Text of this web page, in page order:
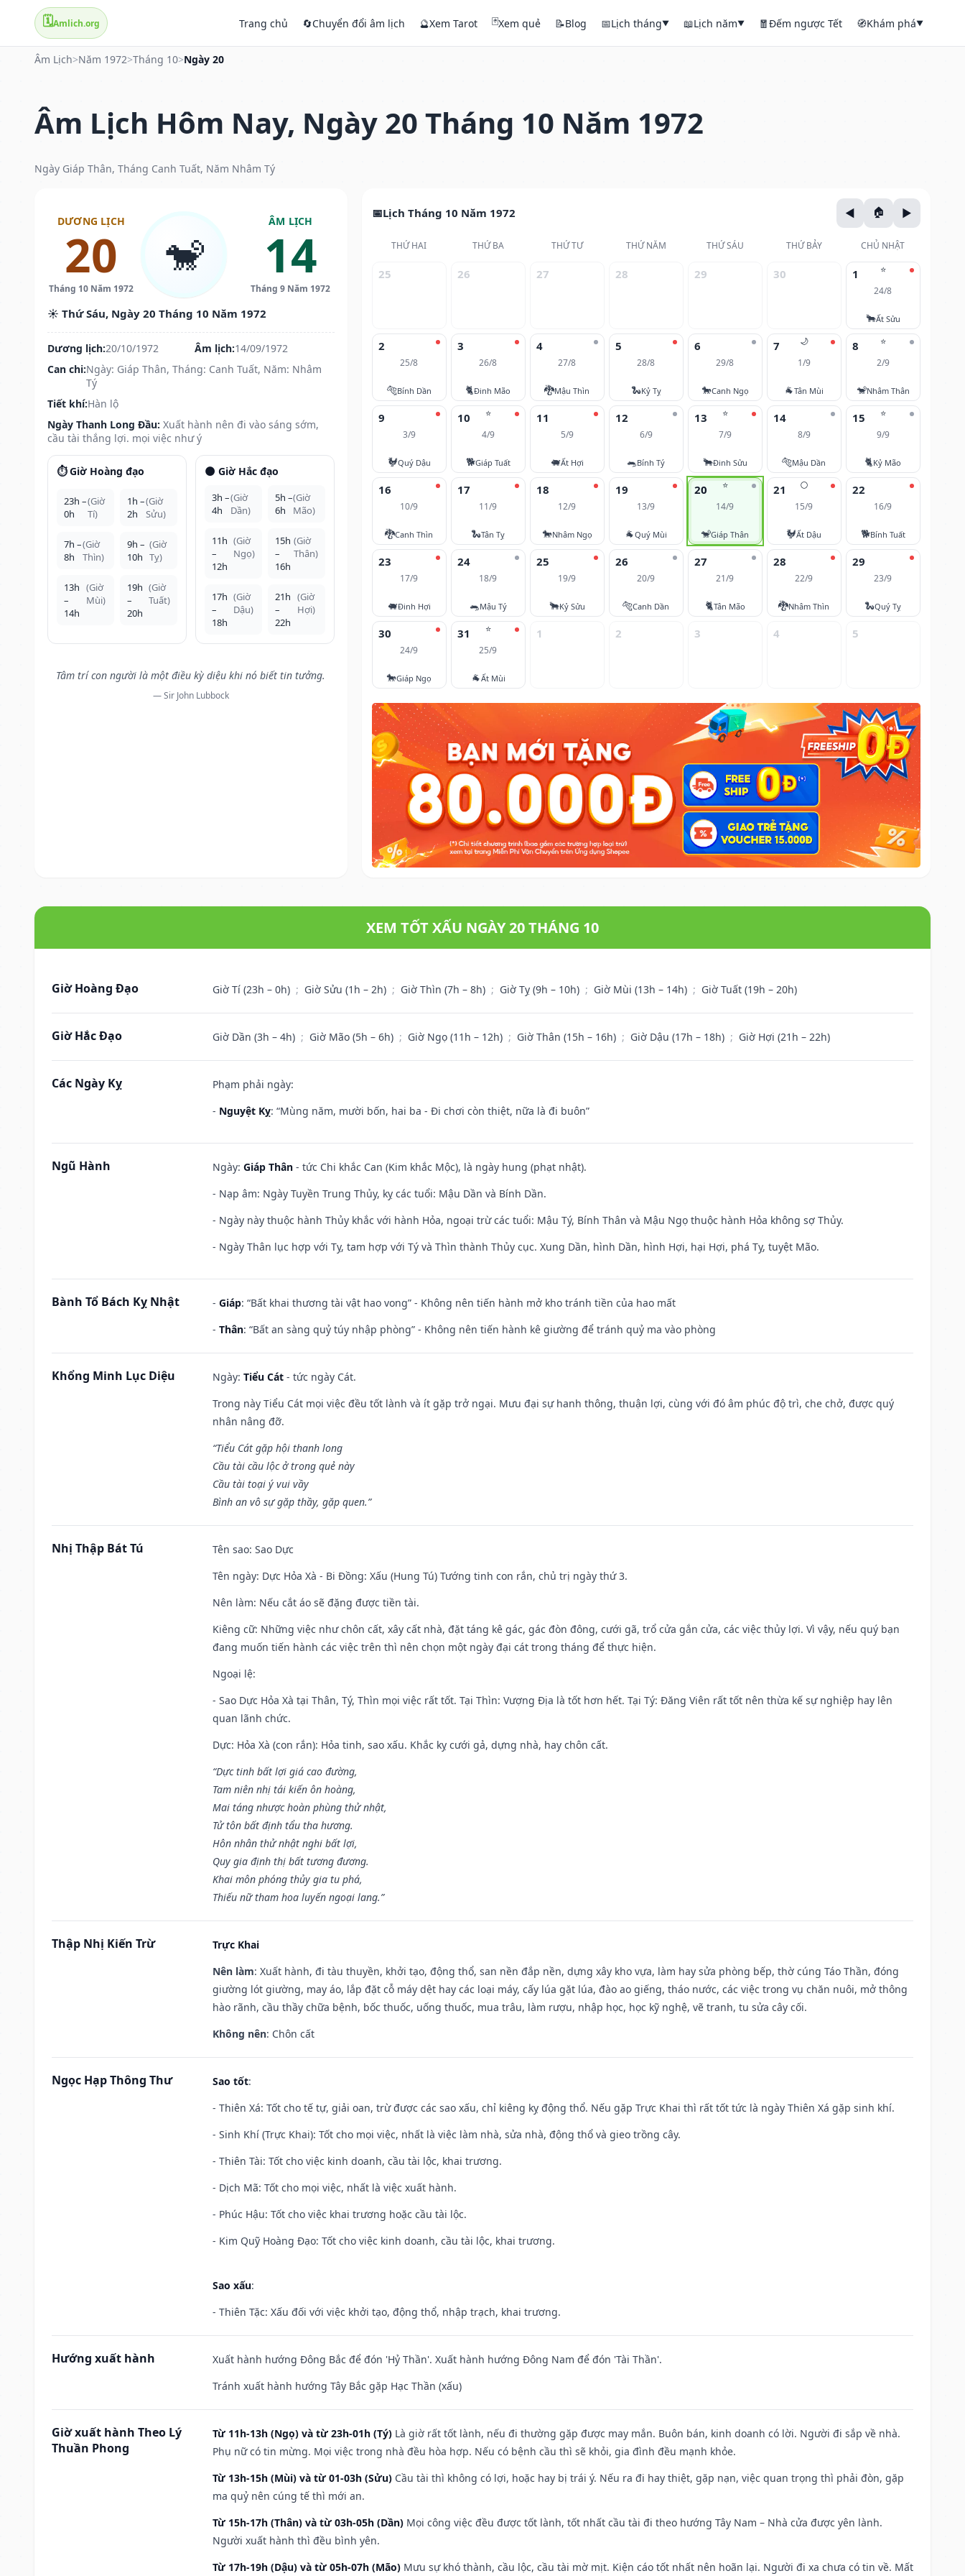
🗓️Amlich.org Trang chủ 🔄Chuyển đổi âm lịch 🔮Xem Tarot 🃏Xem quẻ 📝Blog 📅Lịch tháng▼ 📖Lịch năm▼ 🧧Đếm ngược Tết 🧭Khám phá▼
Âm Lịch>Năm 1972>Tháng 10>Ngày 20
Âm Lịch Hôm Nay, Ngày 20 Tháng 10 Năm 1972
Ngày Giáp Thân, Tháng Canh Tuất, Năm Nhâm Tý
DƯƠNG LỊCH
20
Tháng 10 Năm 1972
🐒
ÂM LỊCH
14
Tháng 9 Năm 1972
☀️ Thứ Sáu, Ngày 20 Tháng 10 Năm 1972
Dương lịch:20/10/1972 Âm lịch:14/09/1972
Can chi:Ngày: Giáp Thân, Tháng: Canh Tuất, Năm: Nhâm
Tý
Tiết khí:Hàn lộ
Ngày Thanh Long Đầu: Xuất hành nên đi vào sáng sớm,
cầu tài thắng lợi. mọi việc như ý
⏱️ Giờ Hoàng đạo
23h –
0h
(Giờ
Tí)
1h –
2h
(Giờ
Sửu)
7h –
8h
(Giờ
Thìn)
9h –
10h
(Giờ
Tỵ)
13h
–
14h
(Giờ
Mùi)
19h
–
20h
(Giờ
Tuất)
🌑 Giờ Hắc đạo
3h –
4h
(Giờ
Dần)
5h –
6h
(Giờ
Mão)
11h
–
12h
(Giờ
Ngọ)
15h
–
16h
(Giờ
Thân)
17h
–
18h
(Giờ
Dậu)
21h
–
22h
(Giờ
Hợi)
Tâm trí con người là một điều kỳ diệu khi nó biết tin tưởng.
— Sir John Lubbock
Lịch Tháng 10 Năm 1972
THỨ HAI THỨ BA THỨ TƯ THỨ NĂM THỨ SÁU THỨ BẢY CHỦ NHẬT
25 26 27 28 29 30 ⭐
1
24/8
🐂Ất Sửu
2
25/8
🐅Bính Dần
3
26/8
🐈Đinh Mão
4
27/8
🐉Mậu Thìn
5
28/8
🐍Kỷ Tỵ
6
29/8
🐎Canh Ngọ
🌙
7
1/9
🐐Tân Mùi
⭐
8
2/9
🐒Nhâm Thân
9
3/9
🐓Quý Dậu
⭐
10
4/9
🐕Giáp Tuất
11
5/9
🐖Ất Hợi
12
6/9
🐀Bính Tý
⭐
13
7/9
🐂Đinh Sửu
14
8/9
🐅Mậu Dần
⭐
15
9/9
🐈Kỷ Mão
16
10/9
🐉Canh Thìn
17
11/9
🐍Tân Tỵ
18
12/9
🐎Nhâm Ngọ
19
13/9
🐐Quý Mùi
⭐
20
14/9
🐒Giáp Thân
🌕
21
15/9
🐓Ất Dậu
22
16/9
🐕Bính Tuất
23
17/9
🐖Đinh Hợi
24
18/9
🐀Mậu Tý
25
19/9
🐂Kỷ Sửu
26
20/9
🐅Canh Dần
27
21/9
🐈Tân Mão
28
22/9
🐉Nhâm Thìn
29
23/9
🐍Quý Tỵ
30
24/9
🐎Giáp Ngọ
⭐
31
25/9
🐐Ất Mùi
1 2 3 4 5
XEM TỐT XẤU NGÀY 20 THÁNG 10
Giờ Hoàng Đạo Giờ Tí (23h – 0h) ; Giờ Sửu (1h – 2h) ; Giờ Thìn (7h – 8h) ; Giờ Tỵ (9h – 10h) ; Giờ Mùi (13h – 14h) ; Giờ Tuất (19h – 20h)
Giờ Hắc Đạo Giờ Dần (3h – 4h) ; Giờ Mão (5h – 6h) ; Giờ Ngọ (11h – 12h) ; Giờ Thân (15h – 16h) ; Giờ Dậu (17h – 18h) ; Giờ Hợi (21h – 22h)
Các Ngày Kỵ
Phạm phải ngày:
- Nguyệt Kỵ: “Mùng năm, mười bốn, hai ba - Đi chơi còn thiệt, nữa là đi buôn”
Ngũ Hành Ngày: Giáp Thân - tức Chi khắc Can (Kim khắc Mộc), là ngày hung (phạt nhật).
- Nạp âm: Ngày Tuyền Trung Thủy, kỵ các tuổi: Mậu Dần và Bính Dần.
- Ngày này thuộc hành Thủy khắc với hành Hỏa, ngoại trừ các tuổi: Mậu Tý, Bính Thân và Mậu Ngọ thuộc hành Hỏa không sợ Thủy.
- Ngày Thân lục hợp với Tỵ, tam hợp với Tý và Thìn thành Thủy cục. Xung Dần, hình Dần, hình Hợi, hại Hợi, phá Tỵ, tuyệt Mão.
Bành Tổ Bách Kỵ Nhật - Giáp: “Bất khai thương tài vật hao vong” - Không nên tiến hành mở kho tránh tiền của hao mất
- Thân: “Bất an sàng quỷ túy nhập phòng” - Không nên tiến hành kê giường để tránh quỷ ma vào phòng
Khổng Minh Lục Diệu Ngày: Tiểu Cát - tức ngày Cát.
Trong này Tiểu Cát mọi việc đều tốt lành và ít gặp trở ngại. Mưu đại sự hanh thông, thuận lợi, cùng với đó âm phúc độ trì, che chở, được quý
nhân nâng đỡ.
“Tiểu Cát gặp hội thanh long
Cầu tài cầu lộc ở trong quẻ này
Cầu tài toại ý vui vầy
Bình an vô sự gặp thầy, gặp quen.”
Nhị Thập Bát Tú Tên sao: Sao Dực
Tên ngày: Dực Hỏa Xà - Bi Đồng: Xấu (Hung Tú) Tướng tinh con rắn, chủ trị ngày thứ 3.
Nên làm: Nếu cắt áo sẽ đặng được tiền tài.
Kiêng cữ: Những việc như chôn cất, xây cất nhà, đặt táng kê gác, gác đòn đông, cưới gã, trổ cửa gắn cửa, các việc thủy lợi. Vì vậy, nếu quý bạn
đang muốn tiến hành các việc trên thì nên chọn một ngày đại cát trong tháng để thực hiện.
Ngoại lệ:
- Sao Dực Hỏa Xà tại Thân, Tý, Thìn mọi việc rất tốt. Tại Thìn: Vượng Địa là tốt hơn hết. Tại Tý: Đăng Viên rất tốt nên thừa kế sự nghiệp hay lên
quan lãnh chức.
Dực: Hỏa Xà (con rắn): Hỏa tinh, sao xấu. Khắc kỵ cưới gả, dựng nhà, hay chôn cất.
“Dực tinh bất lợi giá cao đường,
Tam niên nhị tái kiến ôn hoàng,
Mai táng nhược hoàn phùng thử nhật,
Tử tôn bất định tẩu tha hương.
Hôn nhân thử nhật nghi bất lợi,
Quy gia định thị bất tương đương.
Khai môn phóng thủy gia tu phá,
Thiếu nữ tham hoa luyến ngoại lang.”
Thập Nhị Kiến Trừ
Trực Khai
Nên làm: Xuất hành, đi tàu thuyền, khởi tạo, động thổ, san nền đắp nền, dựng xây kho vựa, làm hay sửa phòng bếp, thờ cúng Táo Thần, đóng
giường lót giường, may áo, lắp đặt cỗ máy dệt hay các loại máy, cấy lúa gặt lúa, đào ao giếng, tháo nước, các việc trong vụ chăn nuôi, mở thông
hào rãnh, cầu thầy chữa bệnh, bốc thuốc, uống thuốc, mua trâu, làm rượu, nhập học, học kỹ nghệ, vẽ tranh, tu sửa cây cối.
Không nên: Chôn cất
Ngọc Hạp Thông Thư Sao tốt:
- Thiên Xá: Tốt cho tế tự, giải oan, trừ được các sao xấu, chỉ kiêng kỵ động thổ. Nếu gặp Trực Khai thì rất tốt tức là ngày Thiên Xá gặp sinh khí.
- Sinh Khí (Trực Khai): Tốt cho mọi việc, nhất là việc làm nhà, sửa nhà, động thổ và gieo trồng cây.
- Thiên Tài: Tốt cho việc kinh doanh, cầu tài lộc, khai trương.
- Dịch Mã: Tốt cho mọi việc, nhất là việc xuất hành.
- Phúc Hậu: Tốt cho việc khai trương hoặc cầu tài lộc.
- Kim Quỹ Hoàng Đạo: Tốt cho việc kinh doanh, cầu tài lộc, khai trương.
Sao xấu:
- Thiên Tặc: Xấu đối với việc khởi tạo, động thổ, nhập trạch, khai trương.
Hướng xuất hành
Xuất hành hướng Đông Bắc để đón 'Hỷ Thần'. Xuất hành hướng Đông Nam để đón 'Tài Thần'.
Tránh xuất hành hướng Tây Bắc gặp Hạc Thần (xấu)
Giờ xuất hành Theo Lý
Thuần Phong
Từ 11h-13h (Ngọ) và từ 23h-01h (Tý) Là giờ rất tốt lành, nếu đi thường gặp được may mắn. Buôn bán, kinh doanh có lời. Người đi sắp về nhà.
Phụ nữ có tin mừng. Mọi việc trong nhà đều hòa hợp. Nếu có bệnh cầu thì sẽ khỏi, gia đình đều mạnh khỏe.
Từ 13h-15h (Mùi) và từ 01-03h (Sửu) Cầu tài thì không có lợi, hoặc hay bị trái ý. Nếu ra đi hay thiệt, gặp nạn, việc quan trọng thì phải đòn, gặp
ma quỷ nên cúng tế thì mới an.
Từ 15h-17h (Thân) và từ 03h-05h (Dần) Mọi công việc đều được tốt lành, tốt nhất cầu tài đi theo hướng Tây Nam – Nhà cửa được yên lành.
Người xuất hành thì đều bình yên.
Từ 17h-19h (Dậu) và từ 05h-07h (Mão) Mưu sự khó thành, cầu lộc, cầu tài mờ mịt. Kiện cáo tốt nhất nên hoãn lại. Người đi xa chưa có tin về. Mất